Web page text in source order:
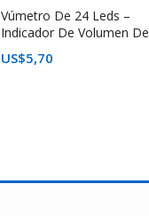
Vúmetro De 24 Leds –
Indicador De Volumen De
Audio
US$5,70